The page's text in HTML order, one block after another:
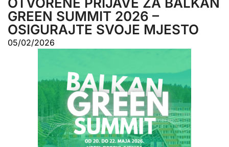
GREEN SUMMIT 2026 –
OSIGURAJTE SVOJE MJESTO
05/02/2026